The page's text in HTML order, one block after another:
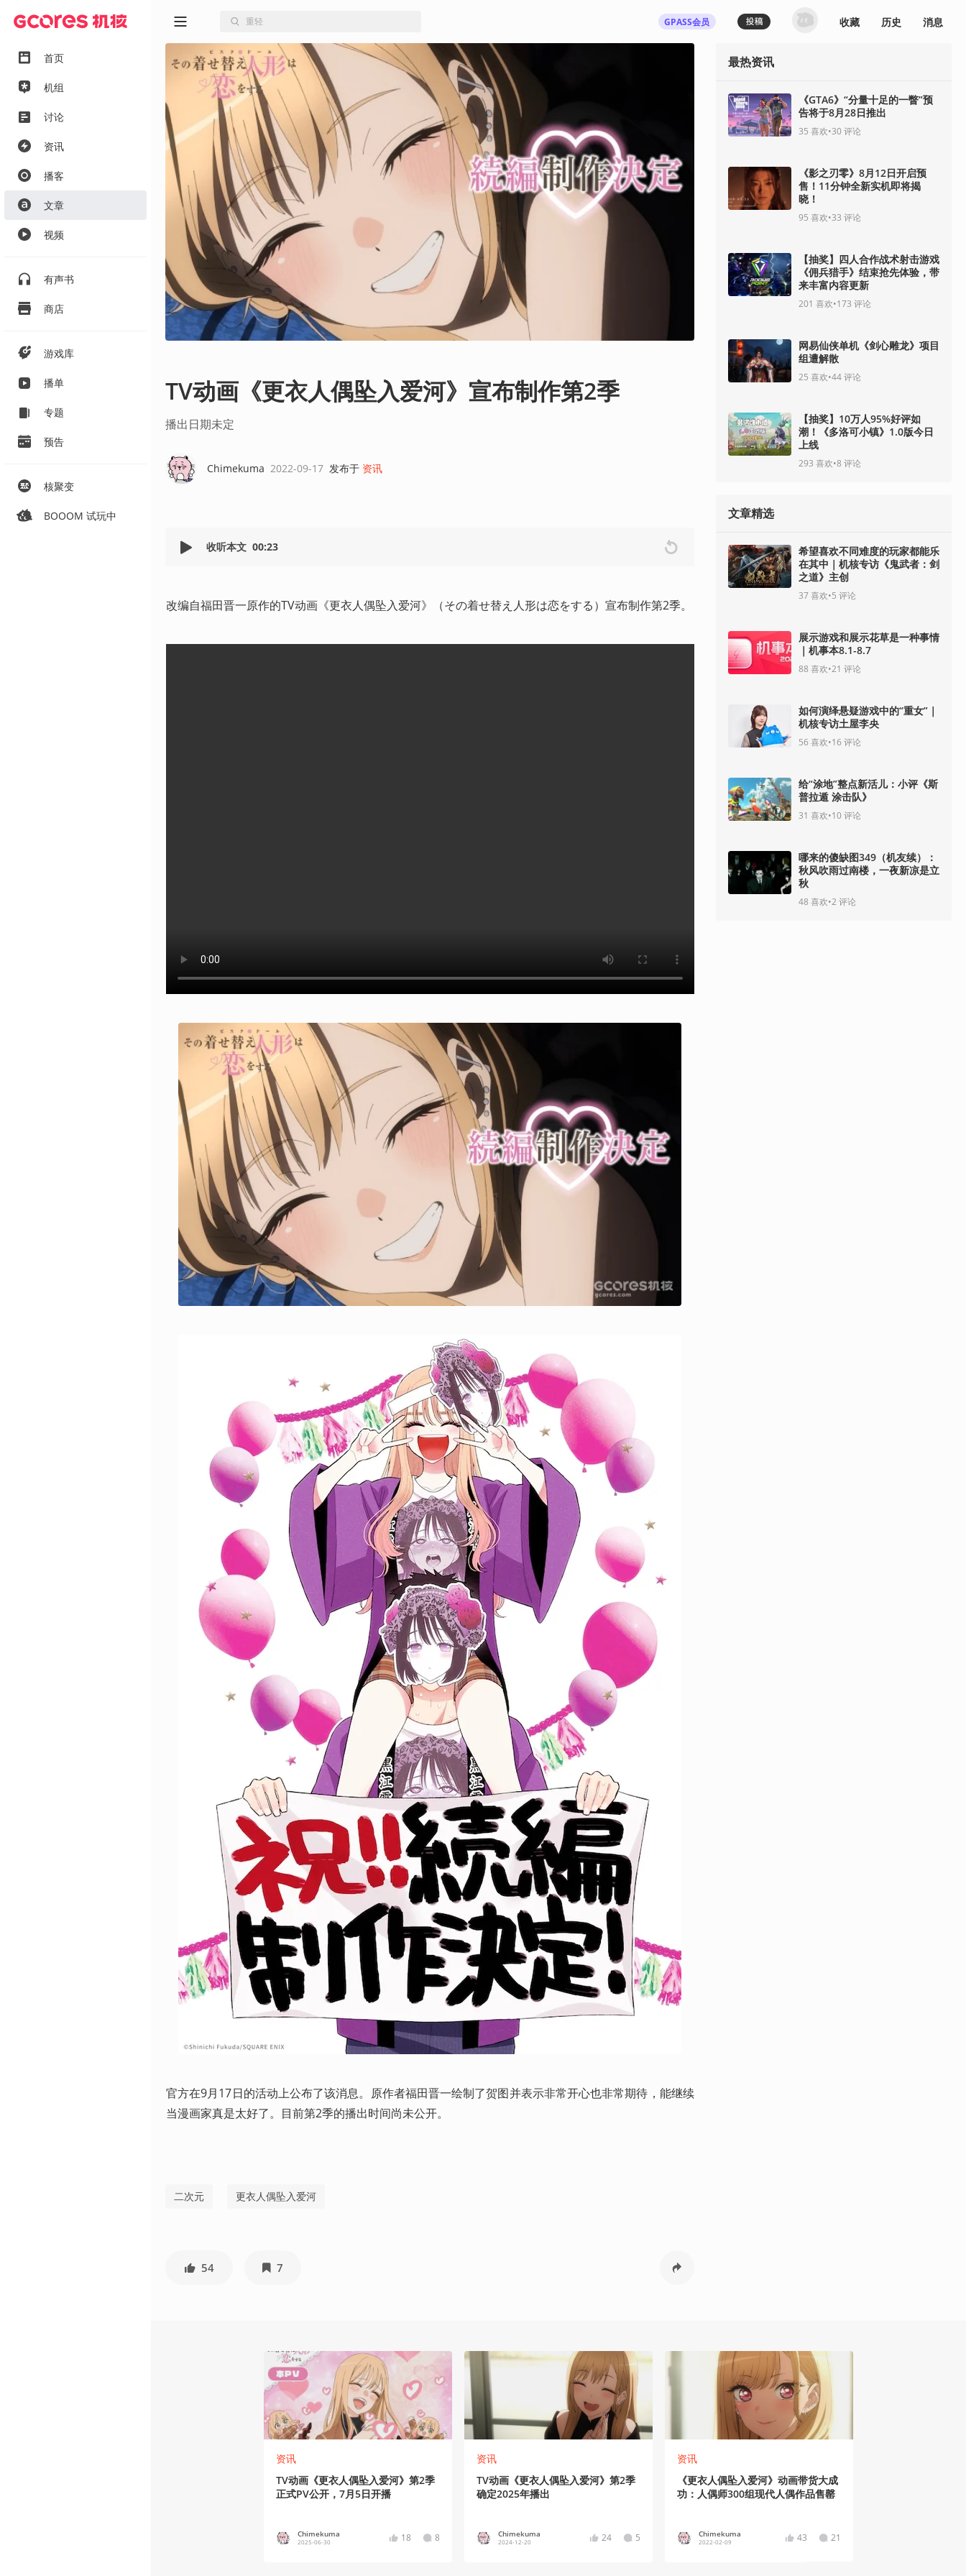
首页
机组
讨论
资讯
播客
文章
视频
有声书
商店
游戏库
播单
专题
预告
核聚变
BOOOM 试玩中
GPASS会员 收藏 历史 消息
TV动画《更衣人偶坠入爱河》宣布制作第2季
播出日期未定
Chimekuma 2022-09-17 发布于 资讯
收听本文 00:23
改编自福田晋一原作的TV动画《更衣人偶坠入爱河》（その着せ替え人形は恋をする）宣布制作第2季。
官方在9月17日的活动上公布了该消息。原作者福田晋一绘制了贺图并表示非常开心也非常期待，能继续
当漫画家真是太好了。目前第2季的播出时间尚未公开。
二次元 更衣人偶坠入爱河
54 7
最热资讯
《GTA6》“分量十足的一瞥”预
告将于8月28日推出
35 喜欢•30评论
《影之刃零》8月12日开启预
售！11分钟全新实机即将揭
晓！
95 喜欢•33 评论
【抽奖】四人合作战术射击游戏
《佣兵猎手》结束抢先体验，带
来丰富内容更新
201 喜欢•173 评论
网易仙侠单机《剑心雕龙》项目
组遭解散
25 喜欢•44评论
【抽奖】10万人95%好评如
潮！《多洛可小镇》1.0版今日
上线
293 喜欢•8 评论
文章精选
希望喜欢不同难度的玩家都能乐
在其中｜机核专访《鬼武者：剑
之道》主创
37喜欢•5 评论
展示游戏和展示花草是一种事情
｜机事本8.1-8.7
88 喜欢•21 评论
如何演绎悬疑游戏中的“重女”｜
机核专访土屋李央
56喜欢•16评论
给“涂地”整点新活儿：小评《斯
普拉遁 涂击队》
31 喜欢•10评论
哪来的傻缺图349（机友续）：
秋风吹雨过南楼，一夜新凉是立
秋
48 喜欢•2 评论
资讯
TV动画《更衣人偶坠入爱河》第2季
正式PV公开，7月5日开播
Chimekuma
2025-06-30 18 8
资讯
TV动画《更衣人偶坠入爱河》第2季
确定2025年播出
Chimekuma
2024-12-20 24 5
资讯
《更衣人偶坠入爱河》动画带货大成
功：人偶师300组现代人偶作品售罄
Chimekuma
2022-02-09 43 21